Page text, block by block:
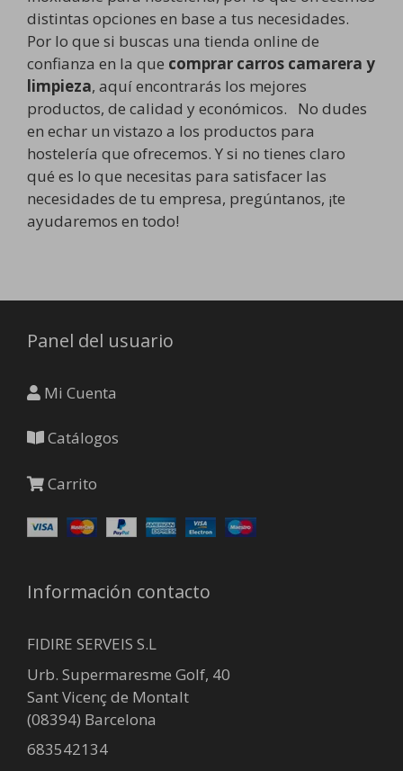
distintas opciones en base a tus necesidades.
Por lo que si buscas una tienda online de
confianza en la que comprar carros camarera y
limpieza, aquí encontrarás los mejores
productos, de calidad y económicos. No dudes
en echar un vistazo a los productos para
hostelería que ofrecemos. Y si no tienes claro
qué es lo que necesitas para satisfacer las
necesidades de tu empresa, pregúntanos, ¡te
ayudaremos en todo!
Panel del usuario
Mi Cuenta
Catálogos
Carrito
Información contacto
FIDIRE SERVEIS S.L
Urb. Supermaresme Golf, 40
Sant Vicenç de Montalt
(08394) Barcelona
683542134